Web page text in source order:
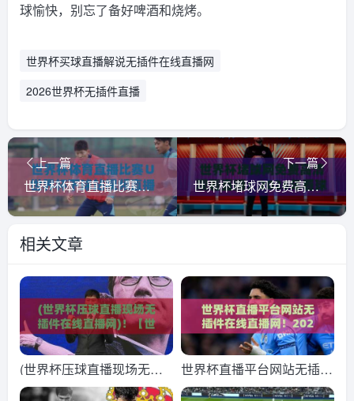
球愉快，别忘了备好啤酒和烧烤。
世界杯买球直播解说无插件在线直播网
2026世界杯无插件直播
上一篇
世界杯体育直播比赛∪世界杯下球站视频直播网站：【世界杯体育直播比赛】2026年观赛指南与高清平台推荐
下一篇
世界杯堵球网免费高清观看直播：2026年看球新姿势，这些细节你注意到了吗？【世界杯堵球网免费高清观看直播】
相关文章
(世界杯压球直播现场无插
件在线直播网)！【世界杯
世界杯直播平台网站无插件
在线直播网！2026年观赛